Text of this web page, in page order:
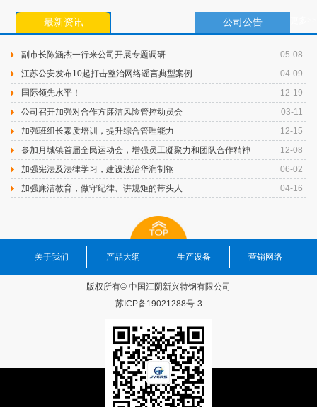
最新资讯 公司公告
05-08
副市长陈涵杰一行来公司开展专题调研
04-09
江苏公安发布10起打击整治网络谣言典型案例
12-19
国际领先水平！
03-11
公司召开加强对合作方廉洁风险管控动员会
12-15
加强班组长素质培训，提升综合管理能力
12-08
参加月城镇首届全民运动会，增强员工凝聚力和团队合作精神
06-02
加强宪法及法律学习，建设法治华润制钢
04-16
加强廉洁教育，做守纪律、讲规矩的带头人
关于我们 产品大纲 生产设备 营销网络
版权所有© 中国江阴新兴特钢有限公司
苏ICP备19021288号-3